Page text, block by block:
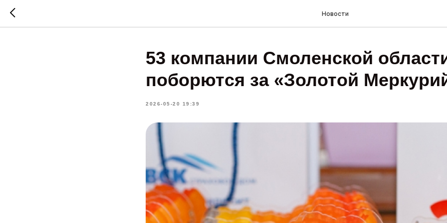
Новости
53 компании Смоленской
поборются за «Золотой
2026-05-20 19:39